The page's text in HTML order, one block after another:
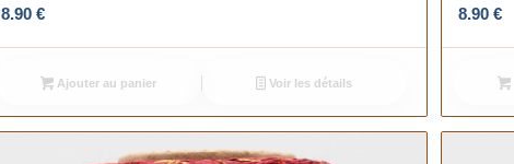
8.90 €
Ajouter au panier Voir les détails
8.90 €